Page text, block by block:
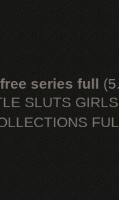
series full
SLUTS